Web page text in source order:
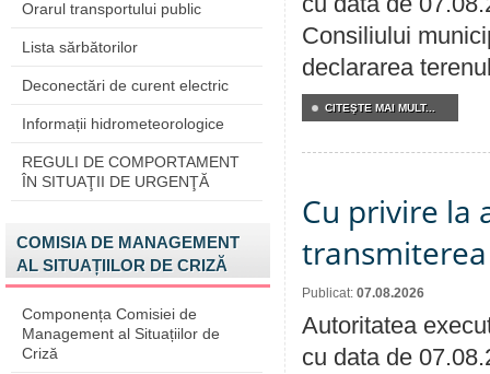
Orarul transportului public
Lista sărbătorilor
Deconectări de curent electric
Informații hidrometeorologice
REGULI DE COMPORTAMENT
ÎN SITUAŢII DE URGENŢĂ
COMISIA DE MANAGEMENT
AL SITUAȚIILOR DE CRIZĂ
Componența Comisiei de
Management al Situațiilor de
Criză
Consiliului
declararea
CITEŞTE MAI MULT...
Cu privire la
Publicat: 07.08.2026
Autoritatea
cu data de